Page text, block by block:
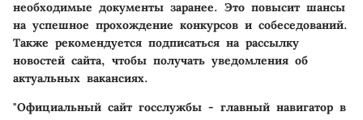
необходимые документы заранее. Это повысит шансы
на успешное прохождение конкурсов и собеседований.
Также рекомендуется подписаться на рассылку
новостей сайта, чтобы получать уведомления об
актуальных вакансиях.
"Официальный сайт госслужбы - главный навигатор в